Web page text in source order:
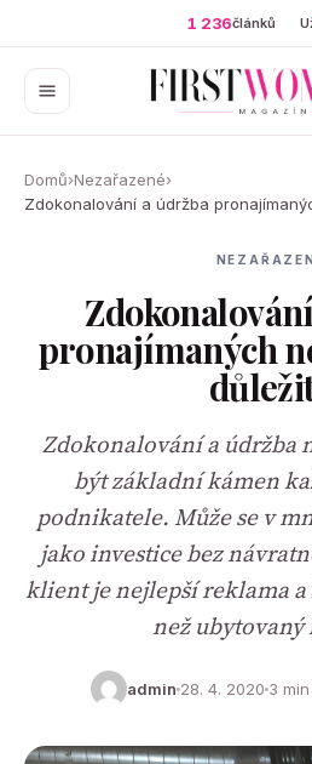
1 236článků
Domů›Nezařazené›
Zdokonalování a údržba
pronajímaných
Zdokonalování a údržba
být základní kámen
podnikatele. Může se v
jako investice bez
klient je nejlepší reklama
než
admin 28. 4. 2020 3